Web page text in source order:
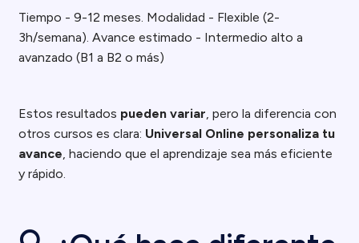
Tiempo - 9-12 meses. Modalidad - Flexible (2-
3h/semana). Avance estimado - Intermedio alto a
avanzado (B1 a B2 o más)
Estos resultados pueden variar, pero la diferencia con
otros cursos es clara: Universal Online personaliza tu
avance, haciendo que el aprendizaje sea más eficiente
y rápido.